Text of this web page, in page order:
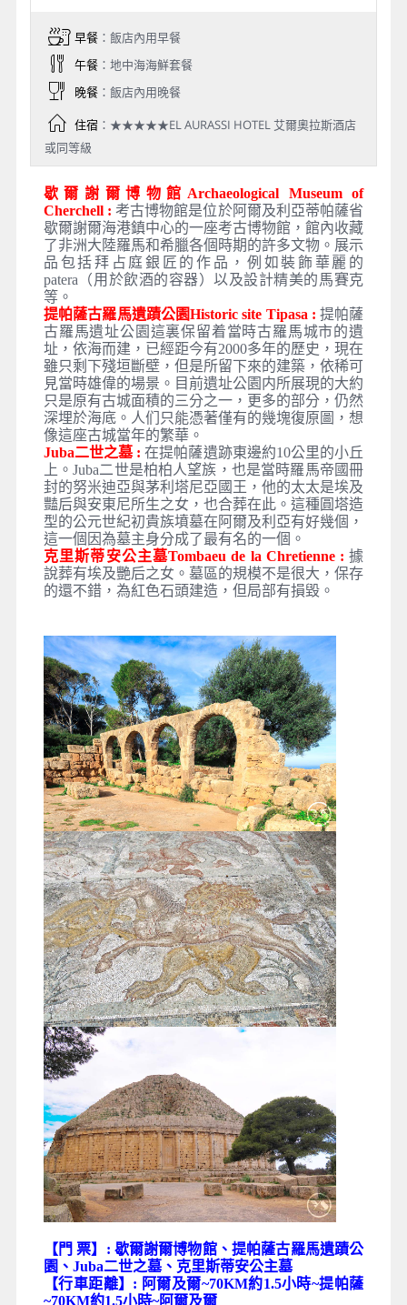
早餐：飯店內用早餐
午餐：地中海海鮮套餐
晚餐：飯店內用晚餐
住宿：★★★★★EL AURASSI HOTEL 艾爾奧拉斯酒店
或同等級
歇爾謝爾博物館Archaeological Museum of
Cherchell :考古博物館是位於阿爾及利亞蒂帕薩省
歇爾謝爾海港鎮中心的一座考古博物館，館內收藏
了非洲大陸羅馬和希臘各個時期的許多文物。展示
品包括拜占庭銀匠的作品，例如裝飾華麗的
patera（用於飲酒的容器）以及設計精美的馬賽克
等。
提帕薩古羅馬遺蹟公園Historic site Tipasa : 提帕薩
古羅馬遺址公園這裏保留着當時古羅馬城市的遺
址，依海而建，已經距今有2000多年的歷史，現在
雖只剩下殘垣斷壁，但是所留下來的建築，依稀可
見當時雄偉的場景。目前遺址公園内所展現的大約
只是原有古城面積的三分之一，更多的部分，仍然
深埋於海底。人们只能憑著僅有的幾塊復原圖，想
像這座古城當年的繁華。
Juba二世之墓 :在提帕薩遺跡東邊約10公里的小丘
上。Juba二世是柏柏人望族，也是當時羅馬帝國冊
封的努米迪亞與茅利塔尼亞國王，他的太太是埃及
豔后與安東尼所生之女，也合葬在此。這種圓塔造
型的公元世紀初貴族墳墓在阿爾及利亞有好幾個，
這一個因為墓主身分成了最有名的一個。
克里斯蒂安公主墓Tombaeu de la Chretienne :據
說葬有埃及艷后之女。墓區的規模不是很大，保存
的還不錯，為紅色石頭建造，但局部有損毀。
【門 票】: 歇爾謝爾博物館、提帕薩古羅馬遺蹟公
園、Juba二世之墓、克里斯蒂安公主墓
【行車距離】: 阿爾及爾~70KM約1.5小時~提帕薩
~70KM約1.5小時~阿爾及爾